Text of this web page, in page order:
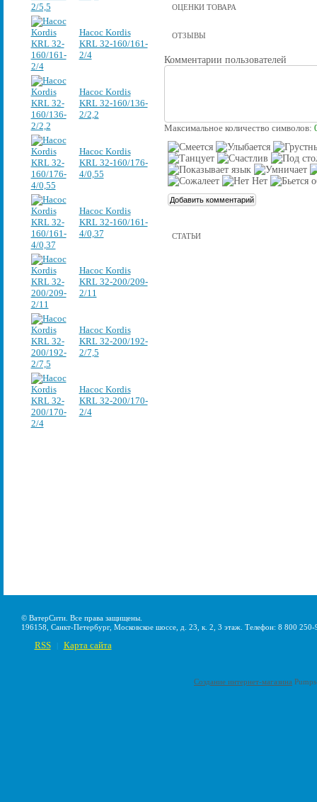
Насос Kordis
KRL 32-160/161-
2/4
Насос Kordis
KRL 32-160/136-
2/2,2
Насос Kordis
KRL 32-160/176-
4/0,55
Насос Kordis
KRL 32-160/161-
4/0,37
Насос Kordis
KRL 32-200/209-
2/11
Насос Kordis
KRL 32-200/192-
2/7,5
Насос Kordis
KRL 32-200/170-
2/4
ОЦЕНКИ ТОВАРА
ОТЗЫВЫ
Комментарии пользователей
Максимальное количество символов:
СТАТЬИ
© ВатерСити. Все права защищены.
196158, Санкт-Петербург, Московское шоссе, д. 23, к. 2, 3 этаж. Телефон: 8 800
RSS Карта сайта
Создание интернет-магазина